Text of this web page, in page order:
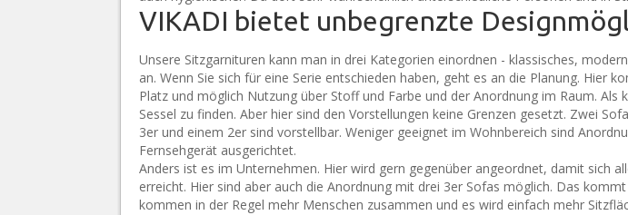
VIKADI bietet unbegrenzte
Unsere Sitzgarnituren kann man in drei Kategorien einordnen - klassisches,
an. Wenn Sie sich für eine Serie entschieden haben, geht es an die Planung. Hier
Platz und möglich Nutzung über Stoff und Farbe und der Anordnung im Raum.
Sessel zu finden. Aber hier sind den Vorstellungen keine Grenzen gesetzt. Zwei
3er und einem 2er sind vorstellbar. Weniger geeignet im Wohnbereich sind
Fernsehgerät ausgerichtet.
Anders ist es im Unternehmen. Hier wird gern gegenüber angeordnet, damit sich
erreicht. Hier sind aber auch die Anordnung mit drei 3er Sofas möglich. Das
kommen in der Regel mehr Menschen zusammen und es wird einfach mehr